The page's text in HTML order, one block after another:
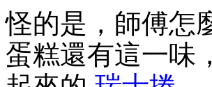
怪的是，師傅怎
蛋糕還有這一味